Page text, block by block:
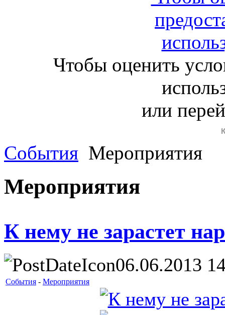
Чтобы оценить
или
События Мероприятия
Мероприятия
К нему не зарастет
06.06.2013
События - Мероприятия